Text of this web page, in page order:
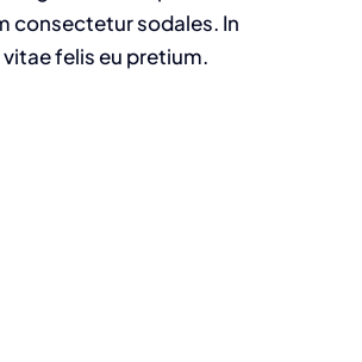
consectetur sodales. In
felis eu pretium.